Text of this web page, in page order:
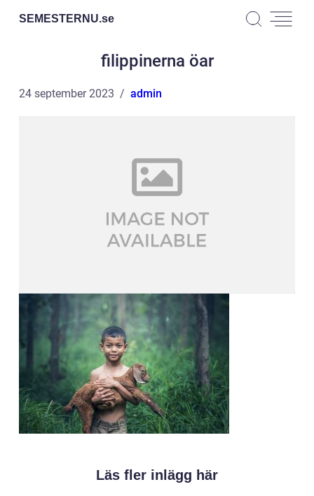
SEMESTERNU.se
filippinerna öar
24 september 2023 admin
Läs fler inlägg här